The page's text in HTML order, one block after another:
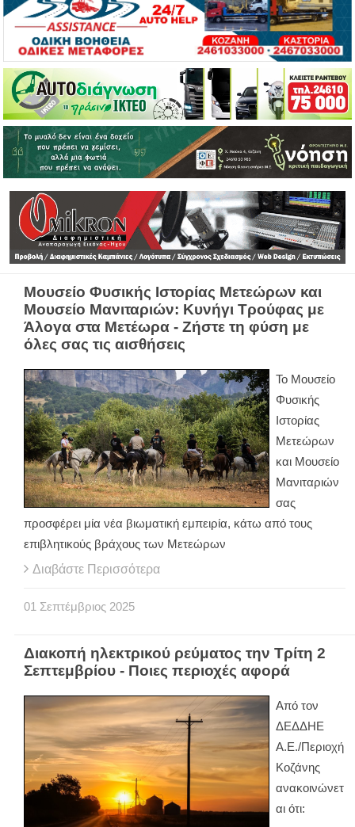
Μουσείο Φυσικής Ιστορίας Μετεώρων και
Μουσείο Μανιταριών: Κυνήγι Τρούφας με
Άλογα στα Μετέωρα - Ζήστε τη φύση με
όλες σας τις αισθήσεις
Το Μουσείο
Φυσικής
Ιστορίας
Μετεώρων
και Μουσείο
Μανιταριών
σας
προσφέρει μία νέα βιωματική εμπειρία, κάτω από τους
επιβλητικούς βράχους των Μετεώρων
Διαβάστε Περισσότερα
01 Σεπτέμβριος 2025
Διακοπή ηλεκτρικού ρεύματος την Τρίτη 2
Σεπτεμβρίου - Ποιες περιοχές αφορά
Από τον
ΔΕΔΔΗΕ
Α.Ε./Περιοχή
Κοζάνης
ανακοινώνετ
αι ότι: